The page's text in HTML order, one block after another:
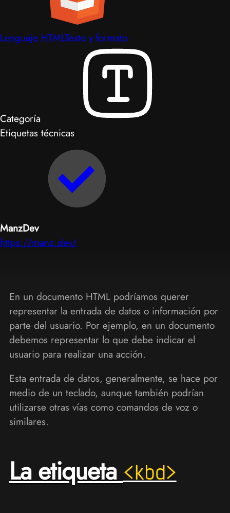
Lenguaje HTMLTexto y formato
Categoría
Etiquetas técnicas
ManzDev
https://manz.dev/
En un documento HTML podríamos querer
representar la entrada de datos o información por
parte del usuario. Por ejemplo, en un documento
debemos representar lo que debe indicar el
usuario para realizar una acción.
Esta entrada de datos, generalmente, se hace por
medio de un teclado, aunque también podrían
utilizarse otras vías como comandos de voz o
similares.
La etiqueta<kbd>